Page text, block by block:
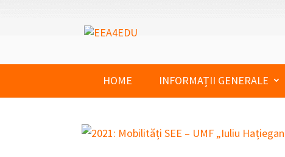
HOME INFORMAȚII GENERALE